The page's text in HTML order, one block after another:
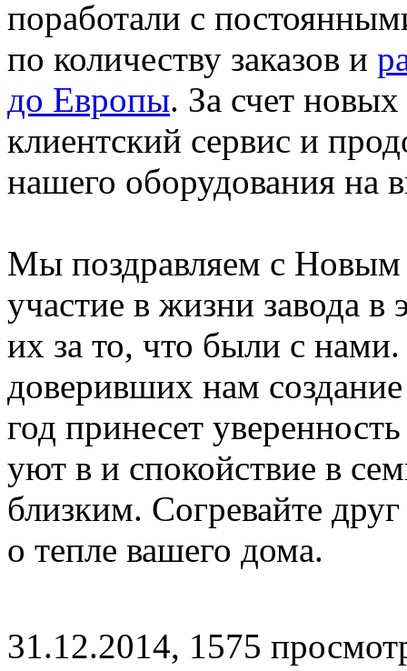
поработали с
по количеству заказов и
до Европы. За счет
клиентский сервис и
нашего оборудования на
Мы поздравляем с Новым
участие в жизни завода в
их за то, что были с
доверивших нам
год принесет
уют в и спокойствие в
близким. Согревайте
о тепле вашего дома.
31.12.2014, 1575